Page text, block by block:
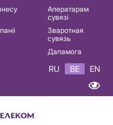
Аператарам
сувязі
Зваротная
сувязь
Дапамога
RU BE EN